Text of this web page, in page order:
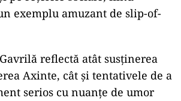
exemplu amuzant de slip-of-
reflectă atât susținerea
Axinte, cât și tentativele de a
serios cu nuanțe de umor